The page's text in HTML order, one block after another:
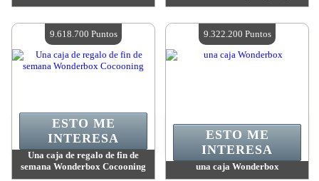
Cantidad disponible:4
Cantidad disponible:4
Una caja de regalo de fin de
semana Wonderbox Cocooning
ESTO ME
INTERESA
9.618.700 Puntos
una caja Wonderbox
ESTO ME
INTERESA
9.322.200 Puntos